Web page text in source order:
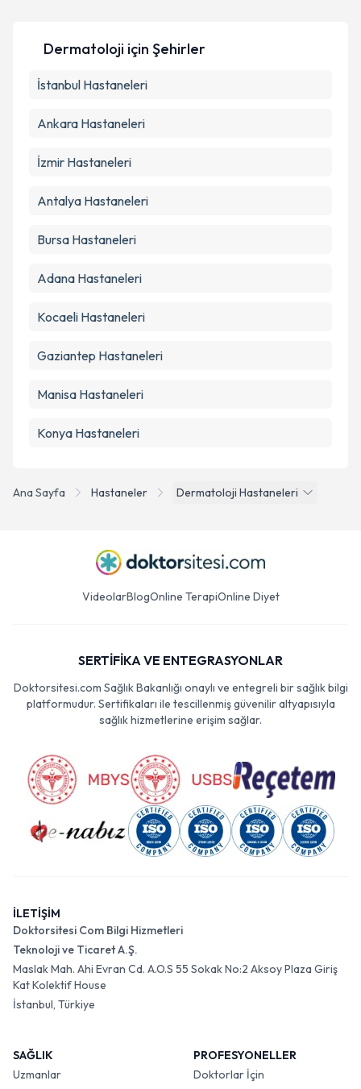
Dermatoloji için Şehirler
İstanbul Hastaneleri
Ankara Hastaneleri
İzmir Hastaneleri
Antalya Hastaneleri
Bursa Hastaneleri
Adana Hastaneleri
Kocaeli Hastaneleri
Gaziantep Hastaneleri
Manisa Hastaneleri
Konya Hastaneleri
Ana Sayfa Hastaneler Dermatoloji Hastaneleri
VideolarBlogOnline TerapiOnline Diyet
SERTİFİKA VE ENTEGRASYONLAR
Doktorsitesi.com Sağlık Bakanlığı onaylı ve entegreli bir sağlık bilgi
platformudur. Sertifikaları ile tescillenmiş güvenilir altyapısıyla
sağlık hizmetlerine erişim sağlar.
İLETİŞİM
Doktorsitesi Com Bilgi Hizmetleri
Teknoloji ve Ticaret A.Ş.
Maslak Mah. Ahi Evran Cd. A.O.S 55 Sokak No:2 Aksoy Plaza Giriş
Kat Kolektif House
İstanbul, Türkiye
SAĞLIK
Uzmanlar
PROFESYONELLER
Doktorlar İçin